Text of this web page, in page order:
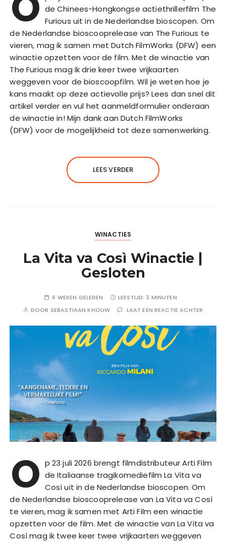
de Chinees-Hongkongse actiethrillerfilm The
Furious uit in de Nederlandse bioscopen. Om
de Nederlandse bioscooprelease van The Furious te
vieren, mag ik samen met Dutch FilmWorks (DFW) een
winactie opzetten voor de film. Met de winactie van
The Furious mag ik drie keer twee vrijkaarten
weggeven voor de bioscoopfilm. Wil je weten hoe je
kans maakt op deze actievolle prijs? Lees dan snel dit
artikel verder en vul het aanmeldformulier onderaan
de winactie in! Mijn dank aan Dutch FilmWorks
(DFW) voor de mogelijkheid tot deze samenwerking.
LEES VERDER
WINACTIES
La Vita va Così Winactie |
Gesloten
4 WEKEN GELEDEN LEESTIJD: 3 MINUTEN
DOOR SEBASTIAAN KHOUW LAAT EEN REACTIE ACHTER
O p 23 juli 2026 brengt filmdistributeur Arti Film
de Italiaanse tragikomediefilm La Vita va
Così uit in de Nederlandse bioscopen. Om
de Nederlandse bioscooprelease van La Vita va Così
te vieren, mag ik samen met Arti Film een winactie
opzetten voor de film. Met de winactie van La Vita va
Così mag ik twee keer twee vrijkaarten weggeven